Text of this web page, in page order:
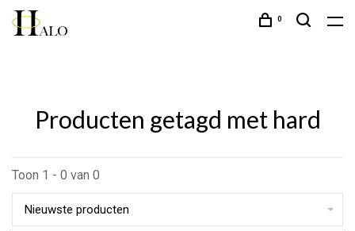
0
Producten getagd met hard
Toon 1 - 0 van 0
Nieuwste producten